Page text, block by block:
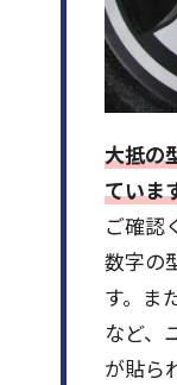
大抵の
ていま
ご確認
数字の
す。ま
など、
が貼ら